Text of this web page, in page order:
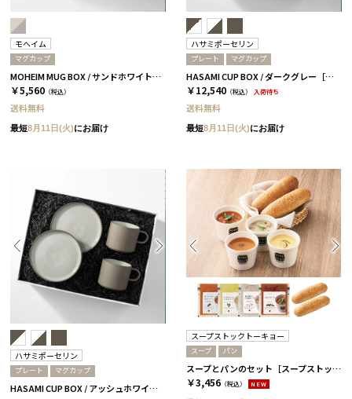
モヘイム
マグカップ
MOHEIM MUG BOX / サンドホワイト＆グレー［モヘイム］
￥5,560 （税込）
送料無料
最短8月11日(火)にお届け
ハサミポーセリン
プレート マグカップ
HASAMI CUP BOX / ダークグレー［ハサミポーセリン］
￥12,540 （税込） 入荷待ち
送料無料
最短8月11日(火)にお届け
ハサミポーセリン
プレート マグカップ
HASAMI CUP BOX / アッシュホワイト［ハサミポーセリン］
スープストックトーキョー
スープ パン
スープとパンのセット［スープストックトーキョー］ 4パック
￥3,456 （税込） NEW